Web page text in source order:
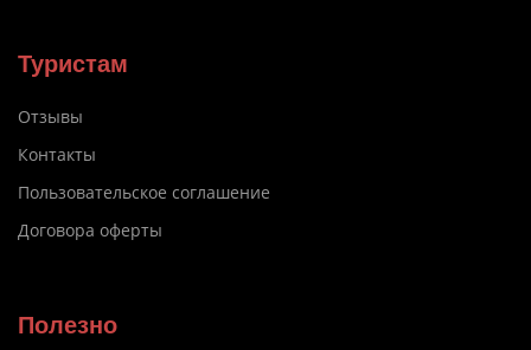
Туристам
Отзывы
Контакты
Пользовательское соглашение
Договора оферты
Полезно